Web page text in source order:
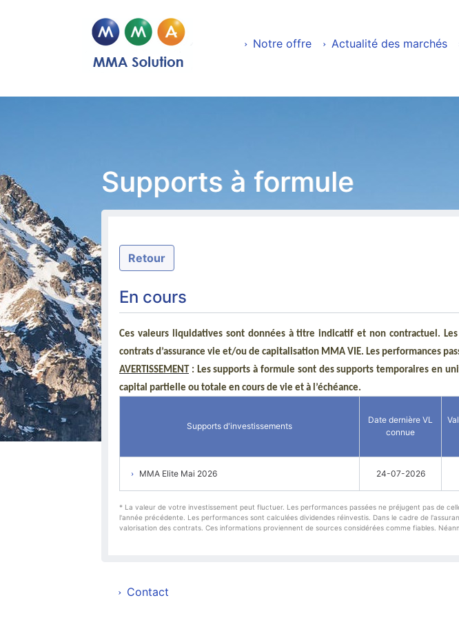
Notre offre Actualité des marchés
Supports à formule
Retour
En cours
Ces valeurs liquidatives sont données à titre indicatif et non contractuel.
contrats d’assurance vie et/ou de capitalisation MMA VIE. Les performances
AVERTISSEMENT : Les supports à formule sont des supports temporaires en
capital partielle ou totale en cours de vie et à l’échéance.
Supports d'investissements
Date dernière VL
connue
MMA Elite Mai 2026 24-07-2026
* La valeur de votre investissement peut fluctuer. Les performances passées ne préjugent pas de
l'année précédente. Les performances sont calculées dividendes réinvestis. Dans le cadre de
valorisation des contrats. Ces informations proviennent de sources considérées comme fiables.
Contact